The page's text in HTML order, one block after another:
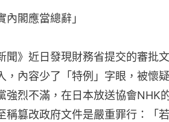
內閣應當總辭」
聞》近日發現財務省提交的審批
，內容少了「特例」字眼，被懷
強烈不滿，在日本放送協會NHK
稱篡改政府文件是嚴重罪行：「